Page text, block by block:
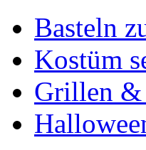
Basteln
Kostüm
Grillen